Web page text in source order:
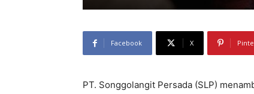
Facebook X
PT. Songgolangit Persada (SLP)